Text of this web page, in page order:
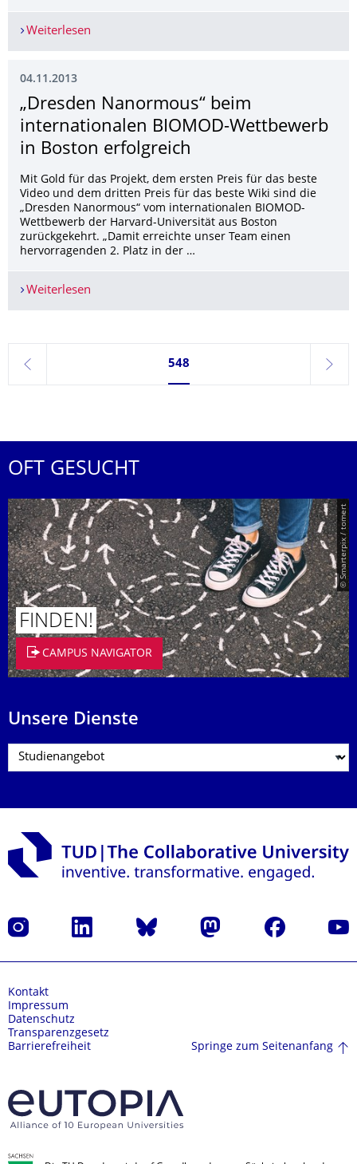
Weiterlesen
04.11.2013
„Dresden Nanormous“ beim
internationalen BIOMOD-Wettbewerb
in Boston erfolgreich
Mit Gold für das Projekt, dem ersten Preis für das beste
Video und dem dritten Preis für das beste Wiki sind die
„Dresden Nanormous“ vom internationalen BIOMOD-
Wettbewerb der Harvard-Universität aus Boston
zurückgekehrt. „Damit erreichte unser Team einen
hervorragenden 2. Platz in der …
Weiterlesen
zurück
Seite 548, aktuell ausgewählt
548
weiter
OFT GESUCHT
© Smarterpix / tomert
FINDEN!
CAMPUS NAVIGATOR
Unsere Dienste
Instagram LinkedIn Bluesky Mastodon Facebook
Kontakt
Impressum
Datenschutz
Transparenzgesetz
Barrierefreiheit
Springe zum Seitenanfang